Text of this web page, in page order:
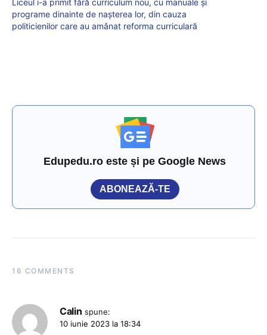
programe dinainte de nașterea lor, din cauza
politicienilor care au amânat reforma curriculară
Edupedu.ro este și pe Google News
ABONEAZĂ-TE
16 COMMENTS
Calin spune:
10 iunie 2023 la 18:34